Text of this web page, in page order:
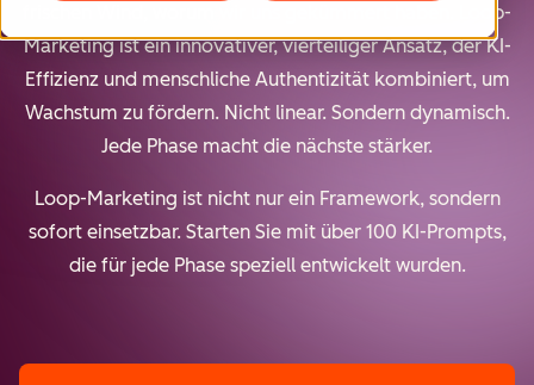
frischen Wind, worum wir uns gekümmert haben. Loop-
Marketing ist ein innovativer, vierteiliger Ansatz, der KI-
Effizienz und menschliche Authentizität kombiniert, um
Wachstum zu fördern. Nicht linear. Sondern dynamisch.
Jede Phase macht die nächste stärker.
Loop-Marketing ist nicht nur ein Framework, sondern
sofort einsetzbar. Starten Sie mit über 100 KI-Prompts,
die für jede Phase speziell entwickelt wurden.